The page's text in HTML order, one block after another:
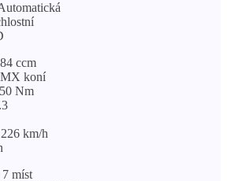
ccm
koní
Nm
km/h
míst